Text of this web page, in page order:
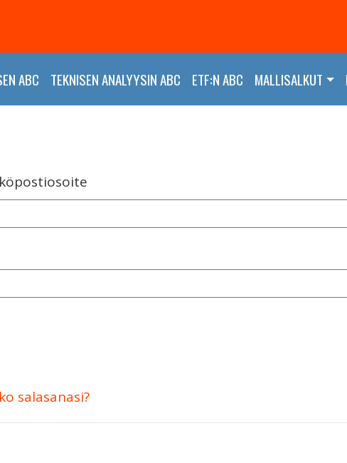
ABC TEKNISEN ANALYYSIN ABC ETF:N ABC MALLISALKUT
salasanasi?